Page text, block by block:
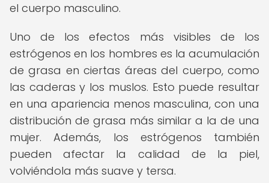
el cuerpo masculino.
Uno de los efectos más visibles de los
estrógenos en los hombres es la acumulación
de grasa en ciertas áreas del cuerpo, como
las caderas y los muslos. Esto puede resultar
en una apariencia menos masculina, con una
distribución de grasa más similar a la de una
mujer. Además, los estrógenos también
pueden afectar la calidad de la piel,
volviéndola más suave y tersa.